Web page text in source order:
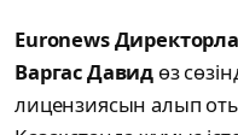
Euronews
Варгас Давид өз
лицензиясын алып